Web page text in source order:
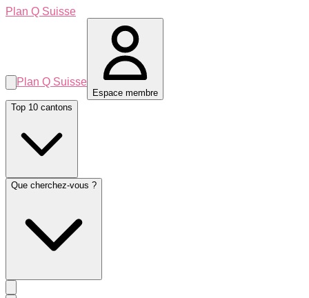
Plan Q Suisse
Plan Q Suisse
Espace membre
Top 10 cantons
Que cherchez-vous ?